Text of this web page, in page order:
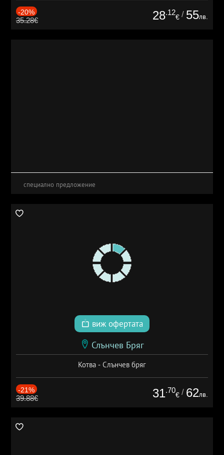
-20%
35.28€ 28.12
€ / 55лв.
специално предложение
виж офертата
Слънчев Бряг
Котва - Слънчев бряг
-21%
39.88€ 31.70
€ / 62лв.